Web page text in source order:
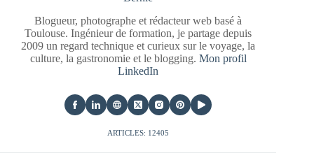
Blogueur, photographe et rédacteur web basé à
Toulouse. Ingénieur de formation, je partage depuis
2009 un regard technique et curieux sur le voyage, la
culture, la gastronomie et le blogging. Mon profil
LinkedIn
ARTICLES: 12405